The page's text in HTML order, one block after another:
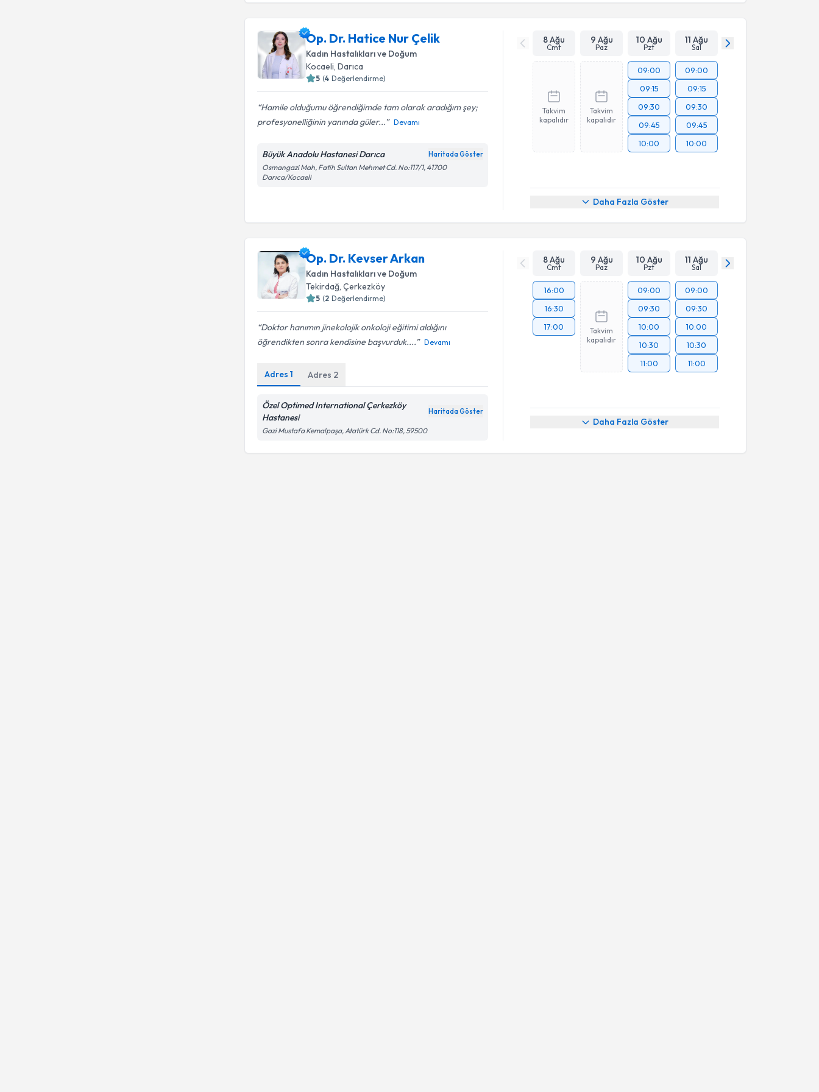
Op. Dr. Hatice Nur Çelik
Kadın Hastalıkları ve Doğum
Kocaeli , Darıca
5 (4 Değerlendirme)
Hamile olduğumu öğrendiğimde tam olarak aradığım şey;
profesyonelliğinin yanında güler...
Devamı
Büyük Anadolu Hastanesi Darıca Haritada Göster
Osmangazi Mah, Fatih Sultan Mehmet Cd. No:117/1, 41700
Darıca/Kocaeli
8 Ağu
Cmt
9 Ağu
Paz
10 Ağu
Pzt
11 Ağu
Sal
Takvim
kapalıdır
Takvim
kapalıdır
09:00
09:15
09:30
09:45
10:00
09:00
09:15
09:30
09:45
10:00
Daha Fazla Göster
Op. Dr. Kevser Arkan
Kadın Hastalıkları ve Doğum
Tekirdağ, Çerkezköy
5 (2 Değerlendirme)
Doktor hanımın jinekolojik onkoloji eğitimi aldığını
öğrendikten sonra kendisine başvurduk....
Devamı
Adres1 Adres 2
Özel Optimed International Çerkezköy
Hastanesi
Haritada Göster
Gazi Mustafa Kemalpaşa, Atatürk Cd. No:118, 59500
8 Ağu
Cmt
9 Ağu
Paz
10 Ağu
Pzt
11 Ağu
Sal
16:00
16:30
17:00
Takvim
kapalıdır
09:00
09:30
10:00
10:30
11:00
09:00
09:30
10:00
10:30
11:00
Daha Fazla Göster